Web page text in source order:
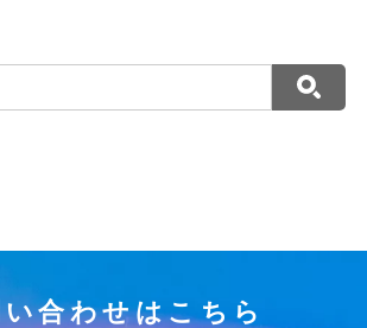
合わせはこちら